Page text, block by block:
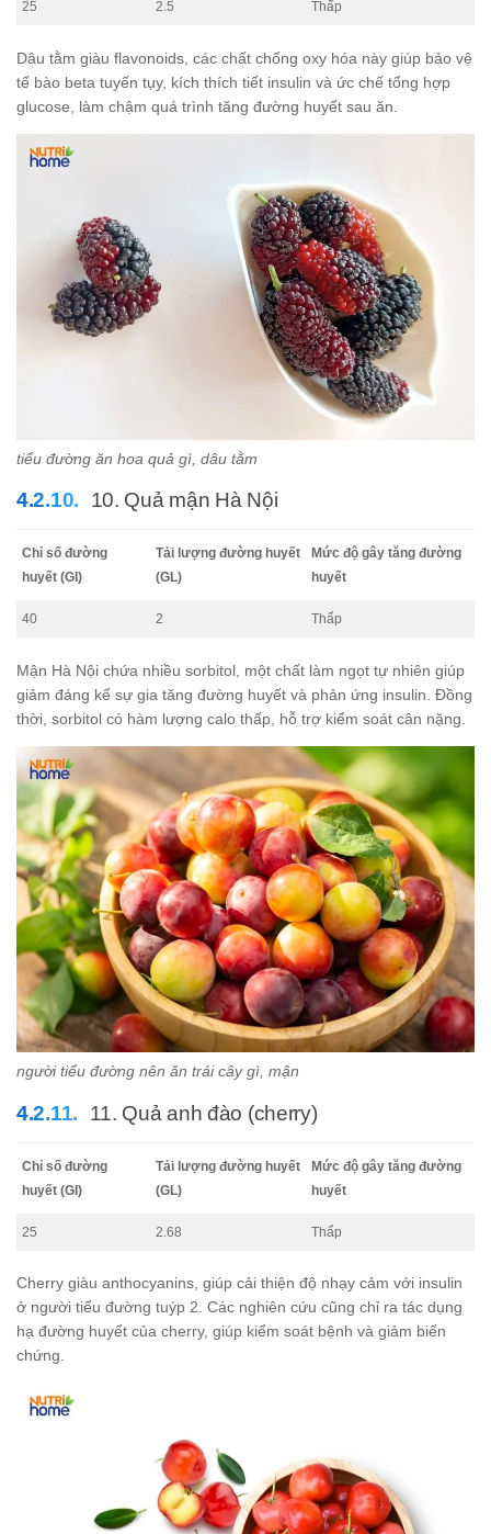
25 2.5 Thấp
Dâu tằm giàu flavonoids, các chất chống oxy hóa này giúp bảo vệ
tế bào beta tuyến tụy, kích thích tiết insulin và ức chế tổng hợp
glucose, làm chậm quá trình tăng đường huyết sau ăn.
tiểu đường ăn hoa quả gì, dâu tằm
10. Quả mận Hà Nội
Chỉ số đường
huyết (GI)
Tải lượng đường huyết
(GL)
Mức độ gây tăng đường
huyết
40 2 Thấp
Mận Hà Nội chứa nhiều sorbitol, một chất làm ngọt tự nhiên giúp
giảm đáng kể sự gia tăng đường huyết và phản ứng insulin. Đồng
thời, sorbitol có hàm lượng calo thấp, hỗ trợ kiểm soát cân nặng.
người tiểu đường nên ăn trái cây gì, mận
11. Quả anh đào (cherry)
Chỉ số đường
huyết (GI)
Tải lượng đường huyết
(GL)
Mức độ gây tăng đường
huyết
25 2.68 Thấp
Cherry giàu anthocyanins, giúp cải thiện độ nhạy cảm với insulin
ở người tiểu đường tuýp 2. Các nghiên cứu cũng chỉ ra tác dụng
hạ đường huyết của cherry, giúp kiểm soát bệnh và giảm biến
chứng.